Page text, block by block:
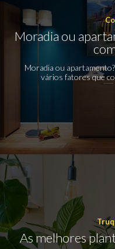
Moradia ou
Moradia ou
vários fatores que
As melhores